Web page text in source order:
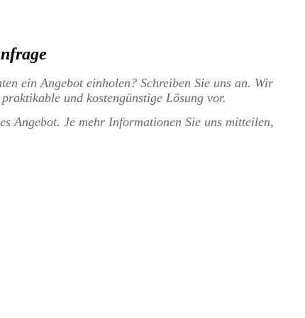
ein Angebot einholen? Schreiben Sie uns an. Wir
und kostengünstige Lösung vor.
Angebot. Je mehr Informationen Sie uns mitteilen,